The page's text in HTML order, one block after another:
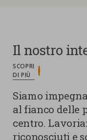
Il nostro
SCOPRI
DI PIÙ
Siamo
al fianco delle
centro.
riconosciuti e